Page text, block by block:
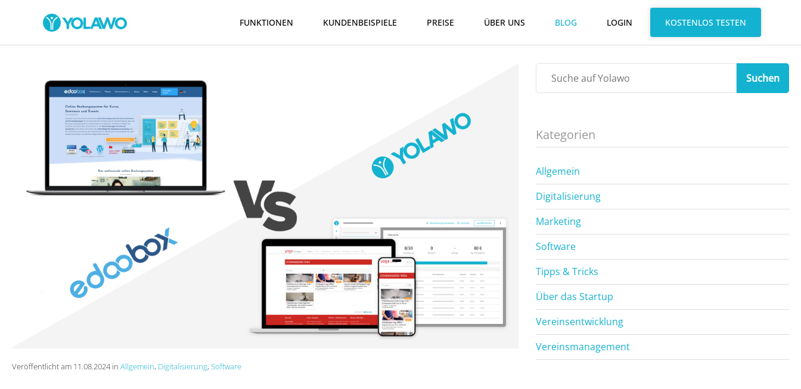
FUNKTIONEN KUNDENBEISPIELE PREISE ÜBER UNS BLOG LOGIN KOSTENLOS TESTEN
Veröffentlicht am 11.08.2024 in Allgemein, Digitalisierung, Software
Suchen
Kategorien
Allgemein
Digitalisierung
Marketing
Software
Tipps & Tricks
Über das Startup
Vereinsentwicklung
Vereinsmanagement